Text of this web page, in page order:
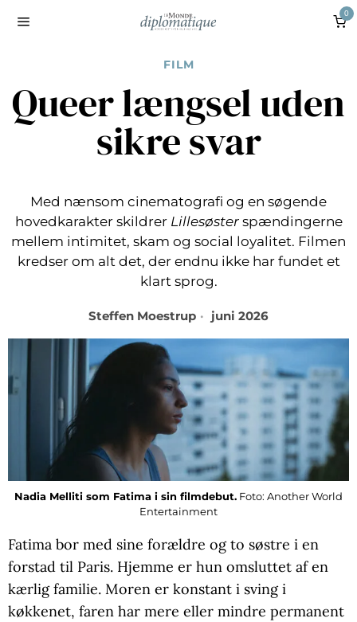
0
FILM
Queer længsel uden
sikre svar
Med nænsom cinematografi og en søgende
hovedkarakter skildrer Lillesøster spændingerne
mellem intimitet, skam og social loyalitet. Filmen
kredser om alt det, der endnu ikke har fundet et
klart sprog.
Steffen Moestrup juni 2026
Nadia Melliti som Fatima i sin filmdebut. Foto: Another World
Entertainment
Fatima bor med sine forældre og to søstre i en
forstad til Paris. Hjemme er hun omsluttet af en
kærlig familie. Moren er konstant i sving i
køkkenet, faren har mere eller mindre permanent